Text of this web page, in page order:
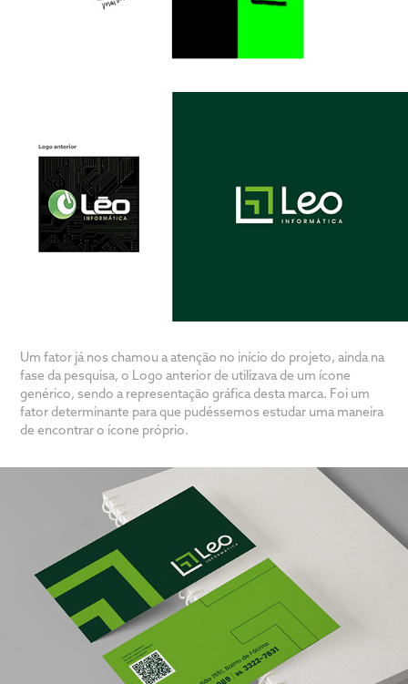
Um fator já nos chamou a atenção no início do projeto, ainda na
fase da pesquisa, o Logo anterior de utilizava de um ícone
genérico, sendo a representação gráfica desta marca. Foi um
fator determinante para que pudéssemos estudar uma maneira
de encontrar o ícone próprio.